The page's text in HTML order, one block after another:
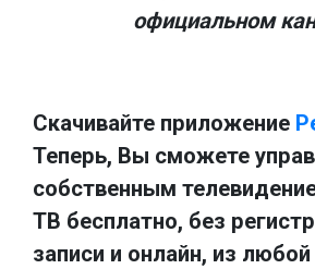
официальном
Скачивайте приложение
Теперь, Вы сможете
собственным
ТВ бесплатно, без
записи и онлайн, из